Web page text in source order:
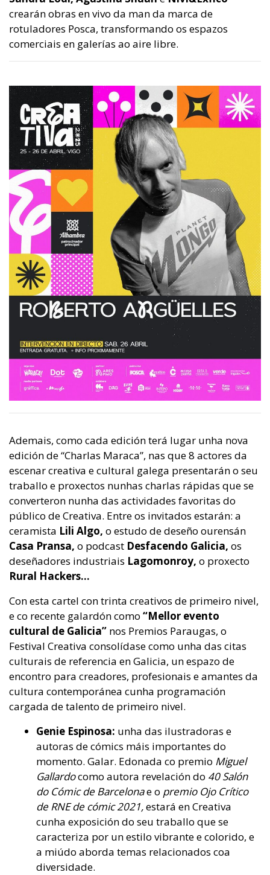
crearán obras en vivo da man da marca de
rotuladores Posca, transformando os espazos
comerciais en galerías ao aire libre.
Ademais, como cada edición terá lugar unha nova
edición de “Charlas Maraca”, nas que 8 actores da
escenar creativa e cultural galega presentarán o seu
traballo e proxectos nunhas charlas rápidas que se
converteron nunha das actividades favoritas do
público de Creativa. Entre os invitados estarán: a
ceramista Lili Algo, o estudo de deseño ourensán
Casa Pransa, o podcast Desfacendo Galicia, os
deseñadores industriais Lagomonroy, o proxecto
Rural Hackers…
Con esta cartel con trinta creativos de primeiro nivel,
e co recente galardón como “Mellor evento
cultural de Galicia” nos Premios Paraugas, o
Festival Creativa consolídase como unha das citas
culturais de referencia en Galicia, un espazo de
encontro para creadores, profesionais e amantes da
cultura contemporánea cunha programación
cargada de talento de primeiro nivel.
Genie Espinosa: unha das ilustradoras e
autoras de cómics máis importantes do
momento. Galar. Edonada co premio Miguel
Gallardocomo autora revelación do 40 Salón
do Cómic de Barcelonae o premio Ojo Crítico
de RNE de cómic 2021,estará en Creativa
cunha exposición do seu traballo que se
caracteriza por un estilo vibrante e colorido, e
a miúdo aborda temas relacionados coa
diversidade.